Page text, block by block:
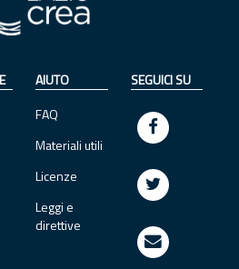
AIUTO
FAQ
Materiali utili
Licenze
Leggi e
direttive
SEGUICI SU